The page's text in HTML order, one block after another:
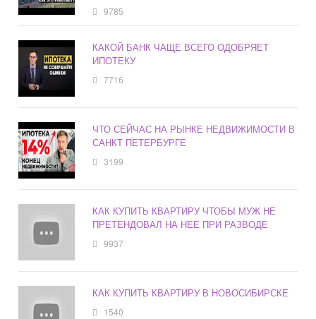
9785
КАКОЙ БАНК ЧАЩЕ ВСЕГО ОДОБРЯЕТ
ИПОТЕКУ
7716
ЧТО СЕЙЧАС НА РЫНКЕ НЕДВИЖИМОСТИ В
САНКТ ПЕТЕРБУРГЕ
3199
КАК КУПИТЬ КВАРТИРУ ЧТОБЫ МУЖ НЕ
ПРЕТЕНДОВАЛ НА НЕЕ ПРИ РАЗВОДЕ
9937
КАК КУПИТЬ КВАРТИРУ В НОВОСИБИРСКЕ
1540